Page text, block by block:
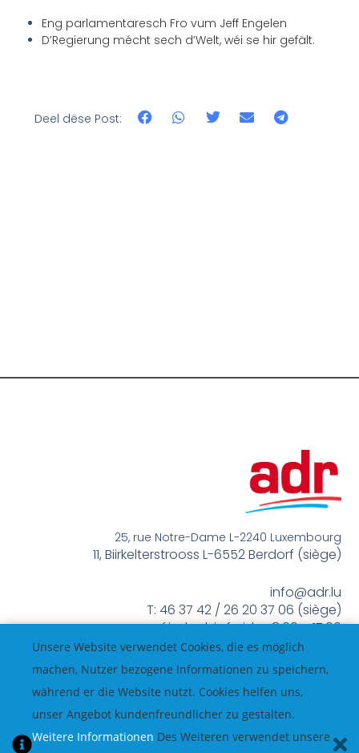
Eng parlamentaresch Fro vum Jeff Engelen
D’Regierung mécht sech d’Welt, wéi se hir gefält.
Deel dëse Post:
25, rue Notre-Dame L-2240 Luxembourg
11, Biirkelterstrooss L-6552 Berdorf (siège)
info@adr.lu
T: 46 37 42 / 26 20 37 06 (siège)
méindes bis freides 8:00 – 17:00
Unsere Website verwendet Cookies, die es möglich
machen, Nutzer bezogene Informationen zu speichern,
während er die Website nutzt. Cookies helfen uns,
unser Angebot kundenfreundlicher zu gestalten.
Weitere Informationen Des Weiteren verwendet unsere